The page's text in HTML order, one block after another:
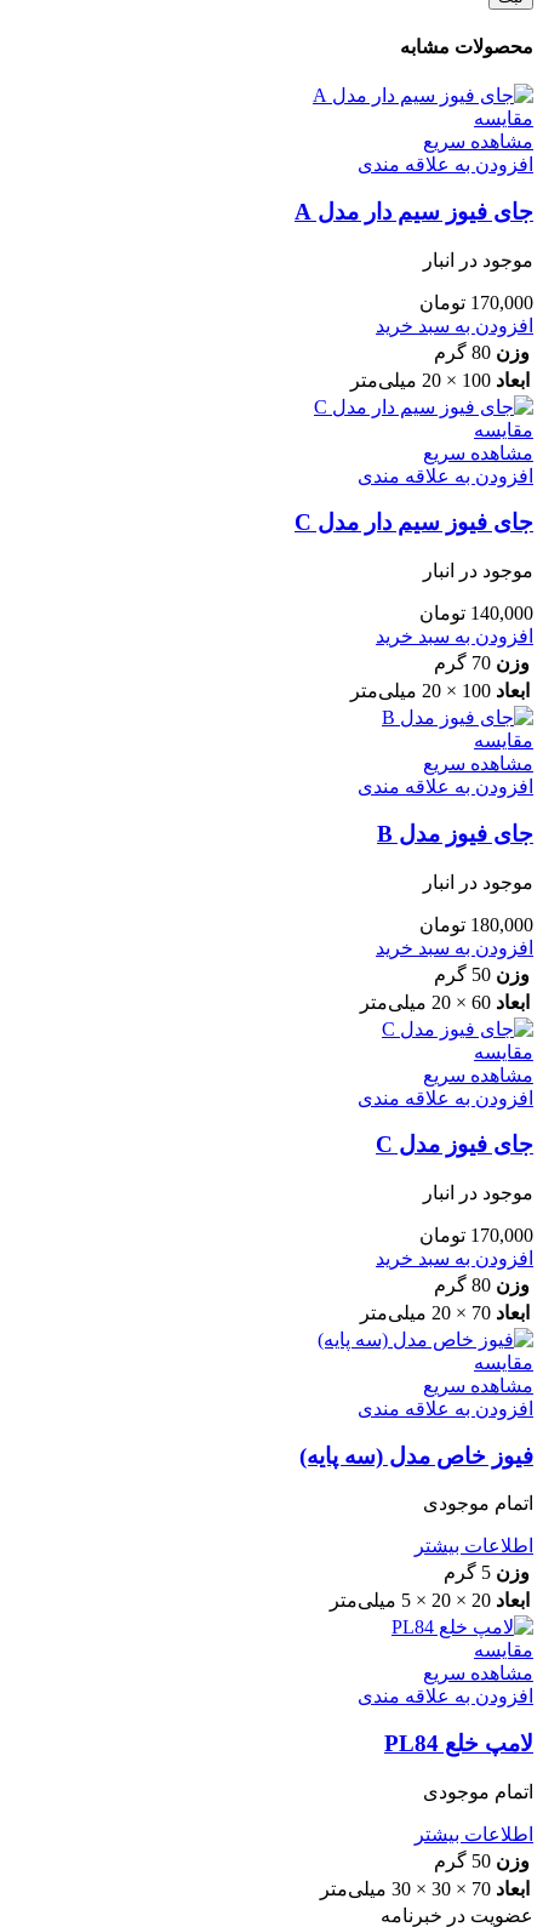
محصولات مشابه
مقایسه
مشاهده سریع
افزودن به علاقه مندی
جای فیوز سیم دار مدل A
موجود در انبار
170,000 تومان
افزودن به سبد خرید
وزن 80 گرم
ابعاد 100 × 20 میلی‌متر
مقایسه
مشاهده سریع
افزودن به علاقه مندی
جای فیوز سیم دار مدل C
موجود در انبار
140,000 تومان
افزودن به سبد خرید
وزن 70 گرم
ابعاد 100 × 20 میلی‌متر
مقایسه
مشاهده سریع
افزودن به علاقه مندی
جای فیوز مدل B
موجود در انبار
180,000 تومان
افزودن به سبد خرید
وزن 50 گرم
ابعاد 60 × 20 میلی‌متر
مقایسه
مشاهده سریع
افزودن به علاقه مندی
جای فیوز مدل C
موجود در انبار
170,000 تومان
افزودن به سبد خرید
وزن 80 گرم
ابعاد 70 × 20 میلی‌متر
مقایسه
مشاهده سریع
افزودن به علاقه مندی
فیوز خاص مدل (سه پایه)
اتمام موجودی
اطلاعات بیشتر
وزن 5 گرم
ابعاد 20 × 20 × 5 میلی‌متر
مقایسه
مشاهده سریع
افزودن به علاقه مندی
لامپ خلع PL84
اتمام موجودی
اطلاعات بیشتر
وزن 50 گرم
ابعاد 70 × 30 × 30 میلی‌متر
عضویت در خبرنامه